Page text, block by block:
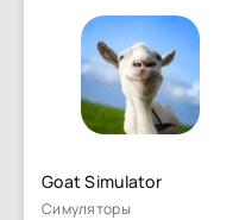
Goat Simulator
Симуляторы